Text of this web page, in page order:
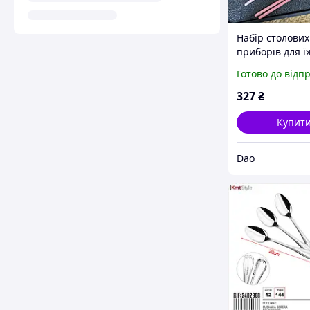
Набір столових
приборів для
виделка, кейс
рожевий і
Готово до
327₴
Купити
Dao